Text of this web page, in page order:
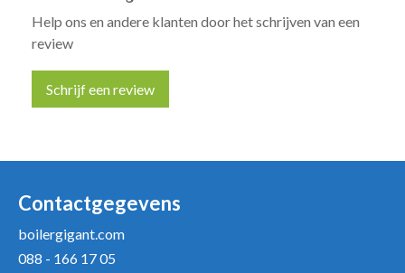
Help ons en andere klanten door het schrijven van een
review
Schrijf een review
Uw naam *
Uw recensie *
Contactgegevens
boilergigant.com
088 - 166 17 05